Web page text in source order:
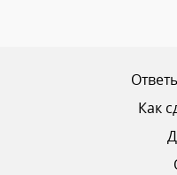
Как